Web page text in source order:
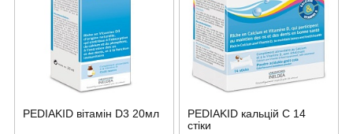
PEDIAKID вітамін D3 20мл
PEDIAKID кальцій С 14
стіки